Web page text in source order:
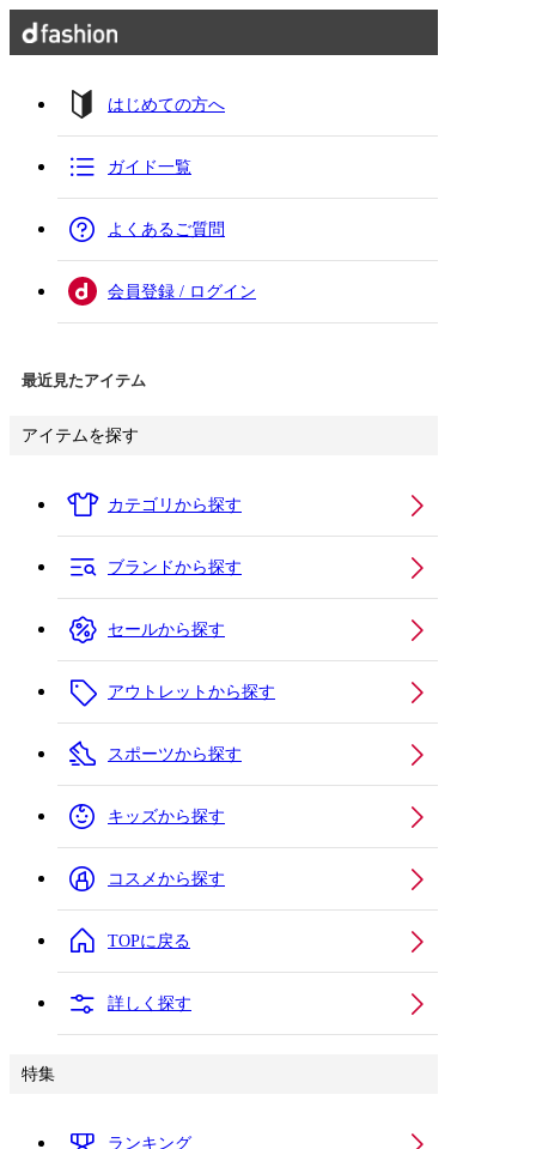
はじめての方へ
ガイド一覧
よくあるご質問
会員登録 / ログイン
最近見たアイテム
アイテムを探す
カテゴリから探す
ブランドから探す
セールから探す
アウトレットから探す
スポーツから探す
キッズから探す
コスメから探す
TOPに戻る
詳しく探す
特集
ランキング